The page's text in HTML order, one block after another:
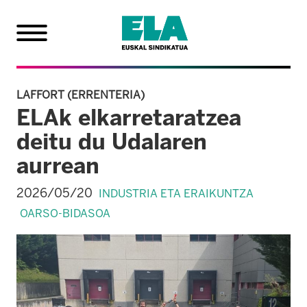
LAFFORT (ERRENTERIA)
ELAk elkarretaratzea
deitu du Udalaren
aurrean
2026/05/20 INDUSTRIA ETA ERAIKUNTZA
OARSO-BIDASOA